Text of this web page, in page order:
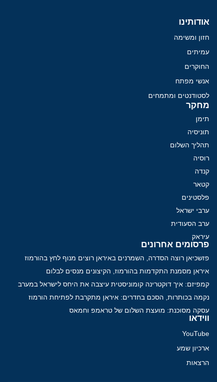
אודותינו
חזון ומשימה
עמיתים
החוקרים
אנשי מפתח
לסטודנטים ומתמחים
מחקר
תימן
תוניסיה
תהליך השלום
רוסיה
קנדה
קטאר
פלסטינים
ערבי ישראל
ערב הסעודית
עיראק
פרסומים אחרונים
פזשכיאן רוצה הסדרה, השמרנים באיראן רוצים מנוף לחץ בהורמוז
איראן מסמנת התקדמות בהורמוז, הקיצונים מנסים לבלום
קמפיזם: איך דוקטרינה קומוניסטית עיצבה את היחס לישראל במערב
נקמה בכותרות, הסכם בחדרים: איראן מתקרבת לפתיחת הורמוז
עסקה מסוכנת: מועצת השלום של טראמפ וחמאס
ווידאו
YouTube
ארכיון שמע
הרצאות